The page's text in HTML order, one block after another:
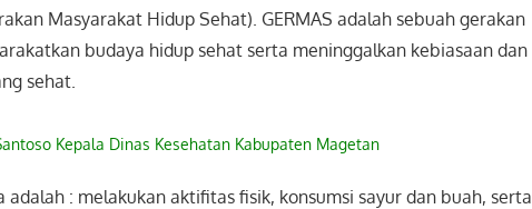
Masyarakat Hidup Sehat). GERMAS adalah sebuah gerakan
budaya hidup sehat serta meninggalkan kebiasaan dan
sehat.
Kepala Dinas Kesehatan Kabupaten Magetan
adalah : melakukan aktifitas fisik, konsumsi sayur dan buah, serta